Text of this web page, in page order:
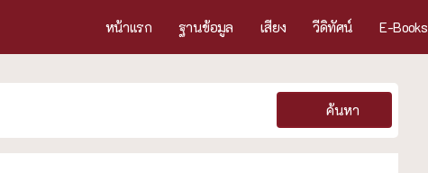
หน้าแรก ฐานข้อมูล เสียง วีดิทัศน์ E-Books
ค้นหา